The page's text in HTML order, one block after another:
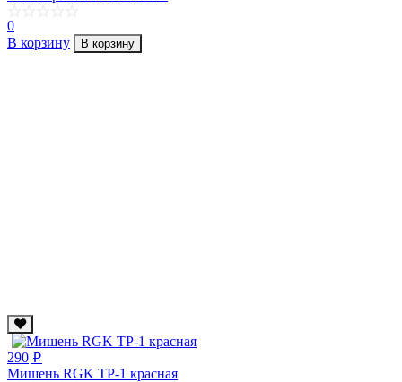
0
В корзину
В корзину
290 p
Мишень RGK TP-1 красная